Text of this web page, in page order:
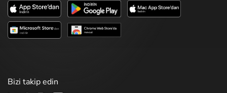
Bizi takip edin